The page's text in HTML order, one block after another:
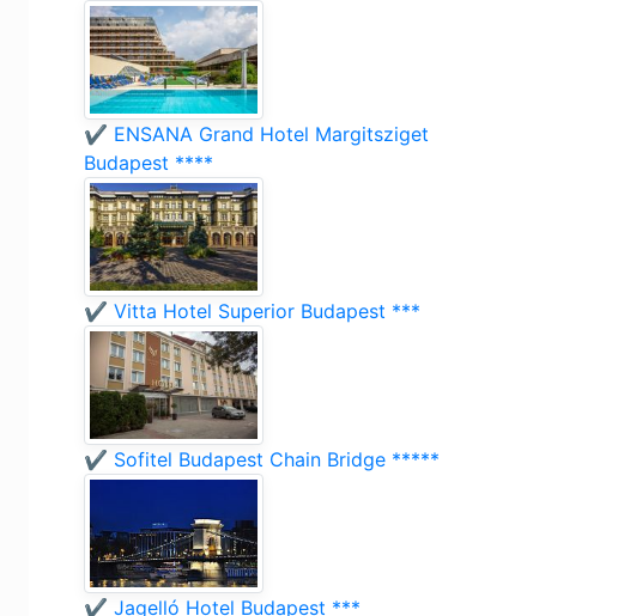
✔️ ENSANA Grand Hotel Margitsziget
Budapest ****
✔️ Vitta Hotel Superior Budapest ***
✔️ Sofitel Budapest Chain Bridge *****
✔️ Jagelló Hotel Budapest ***